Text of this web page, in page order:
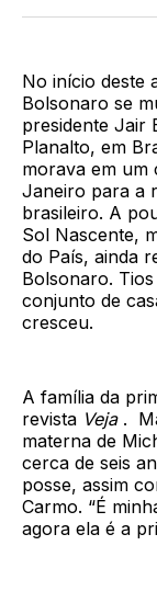
BlueSkyTwitter
No início deste
Bolsonaro se
presidente Jair
Planalto, em
morava em um
Janeiro para a
brasileiro. A
Sol Nascente,
do País, ainda
Bolsonaro.
conjunto de
cresceu.
A família da
revista Veja.
materna de
cerca de seis
posse, assim
Carmo. “É
agora ela é a